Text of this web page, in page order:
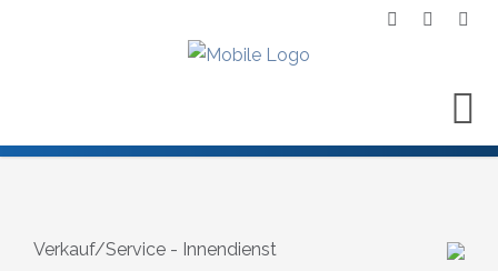
Verkauf/Service - Innendienst